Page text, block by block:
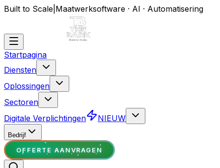
Built to Scale Maatwerksoftware · AI · Automatisering
Startpagina
Diensten
Oplossingen
Sectoren
Digitale Verplichtingen
NIEUW
Bedrijf
OFFERTE AANVRAGEN